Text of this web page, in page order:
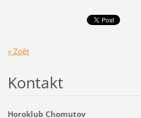
« Zpět
Kontakt
Horoklub Chomutov